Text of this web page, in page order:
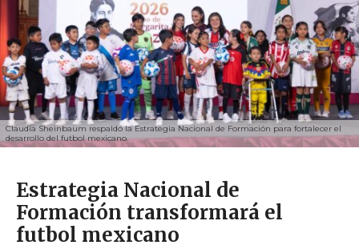
Claudia Sheinbaum respaldó la Estrategia Nacional de Formación para fortalecer el
desarrollo del futbol mexicano.
Estrategia Nacional de
Formación transformará el
futbol mexicano